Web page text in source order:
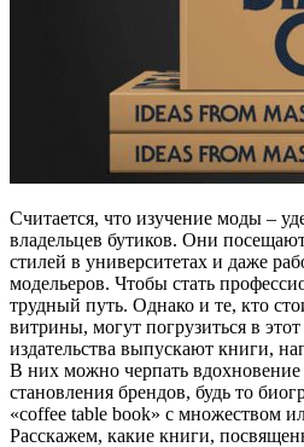
Считается, что изучение моды –
владельцев бутиков. Они
стилей в университетах и даже
модельеров. Чтобы стать
трудный путь. Однако и те, кто
витрины, могут погрузиться в
издательства выпускают книги,
В них можно черпать вдохновение
становления брендов, будь то
«coffee table book» с множеством
Расскажем, какие книги,